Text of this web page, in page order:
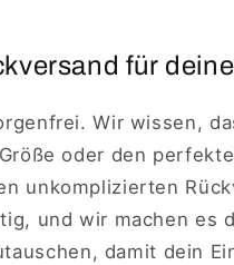
für
Wir wissen,
oder den
unkomplizierten
und wir machen es
damit dein